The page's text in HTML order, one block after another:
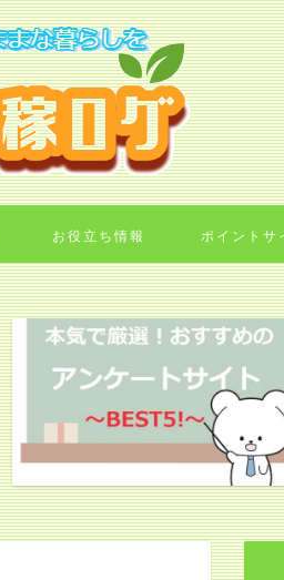
お役立ち情報 ポイントサ